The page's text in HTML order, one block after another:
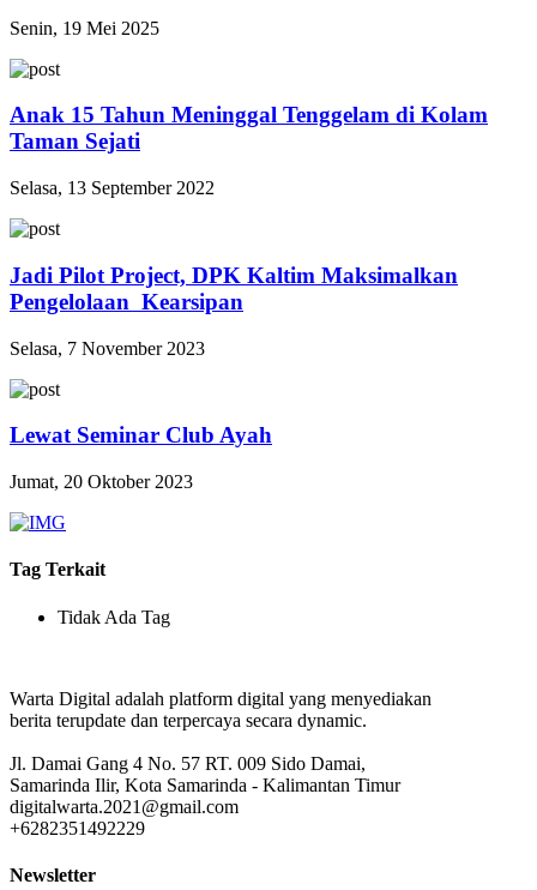
Senin, 19 Mei 2025
Anak 15 Tahun Meninggal Tenggelam di Kolam
Taman Sejati
Selasa, 13 September 2022
Jadi Pilot Project, DPK Kaltim Maksimalkan
Pengelolaan Kearsipan
Selasa, 7 November 2023
Lewat Seminar Club Ayah
Jumat, 20 Oktober 2023
Tag Terkait
Tidak Ada Tag
Warta Digital adalah platform digital yang menyediakan
berita terupdate dan terpercaya secara dynamic.
Jl. Damai Gang 4 No. 57 RT. 009 Sido Damai,
Samarinda Ilir, Kota Samarinda - Kalimantan Timur
digitalwarta.2021@gmail.com
+6282351492229
Newsletter